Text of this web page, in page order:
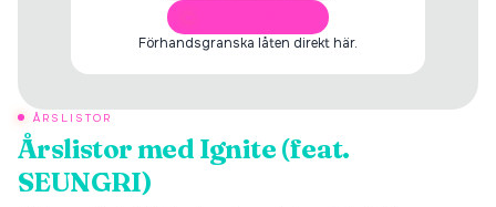
Förhandsgranska låten direkt här.
ÅRSLISTOR
Årslistor medIgnite (feat.
SEUNGRI)